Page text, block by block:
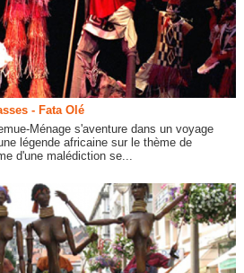
- Fata Olé
Ménage s'aventure dans un voyage
légende africaine sur le thème de
d'une malédiction se...